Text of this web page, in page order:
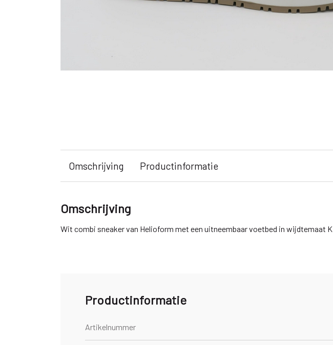
Omschrijving Productinformatie
Omschrijving
Wit combi sneaker van Helioform met een uitneembaar voetbed in wijdtemaat K
Productinformatie
Artikelnummer